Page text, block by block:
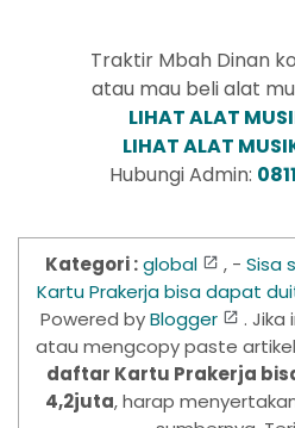
Traktir Mbah Dinan
atau mau beli alat
LIHAT ALAT
LIHAT ALAT
Hubungi Admin:
Kategori :global , - Sisa
Kartu Prakerja bisa dapat
Powered byBlogger
. Jika
atau mengcopy paste artikel
daftar Kartu Prakerja
4,2juta, harap